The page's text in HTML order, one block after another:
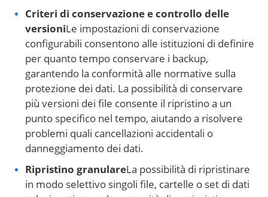
Criteri di conservazione e controllo delle
versioniLe impostazioni di conservazione
configurabili consentono alle istituzioni di definire
per quanto tempo conservare i backup,
garantendo la conformità alle normative sulla
protezione dei dati. La possibilità di conservare
più versioni dei file consente il ripristino a un
punto specifico nel tempo, aiutando a risolvere
problemi quali cancellazioni accidentali o
danneggiamento dei dati.
Ripristino granulareLa possibilità di ripristinare
in modo selettivo singoli file, cartelle o set di dati